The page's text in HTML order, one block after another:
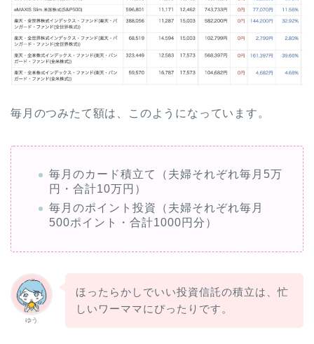
毎月のつみたて額は、このようになっています。
毎月のカード積立て（夫婦それぞれ毎月5万
円・合計10万円）
毎月のポイント投資（夫婦それぞれ毎月
500ポイント・合計1000円分）
ゆう
ほったらかしでいい投資信託の積立は、忙
しいワーママにぴったりです。